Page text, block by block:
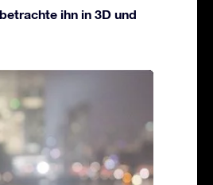
ihn in 3D und